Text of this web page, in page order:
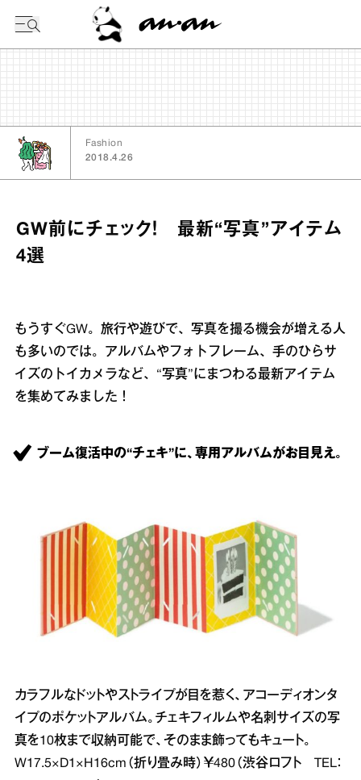
Fashion
2018.4.26
GW前にチェック！ 最新“写真”アイテム
4選
もうすぐGW。旅行や遊びで、写真を撮る機会が増える人
も多いのでは。アルバムやフォトフレーム、手のひらサ
イズのトイカメラなど、“写真”にまつわる最新アイテム
を集めてみました！
ブーム復活中の“チェキ”に、専用アルバムがお目見え。
カラフルなドットやストライプが目を惹く、アコーディオンタ
イプのポケットアルバム。チェキフィルムや名刺サイズの写
真を10枚まで収納可能で、そのまま飾ってもキュート。
W17.5×D1×H16cm（折り畳み時）￥480（渋谷ロフト TEL：